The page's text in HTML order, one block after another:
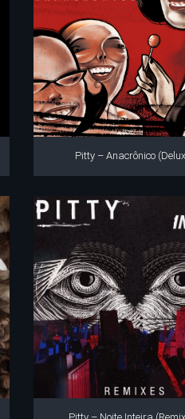
Pitty – Anacrônico
Pitty – Noite Inteira